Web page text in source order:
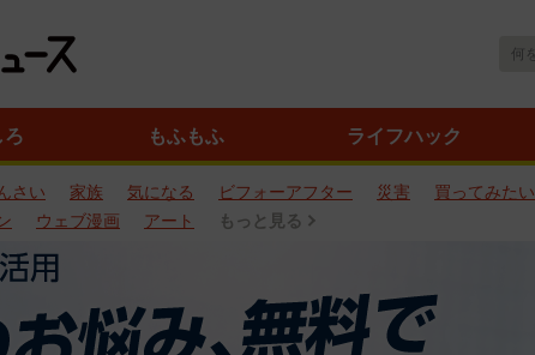
ろ もふもふ ライフハック
さい 家族 気になる ビフォーアフター 災害 買ってみたい
ウェブ漫画 アート もっと見る